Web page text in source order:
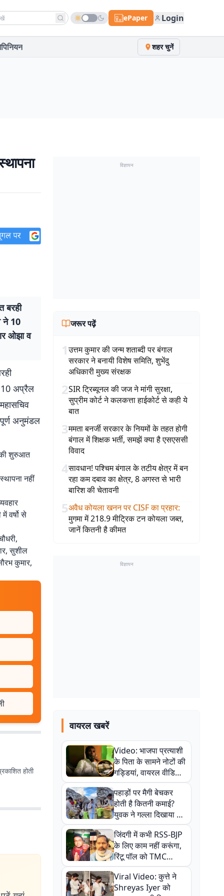
news ePaper Login
शहर चुनें
बरही
ने 10
ओझा व
10 अप्रैल
अनुमंडल
की शुरुआत
नहीं
वर्षो से
सुशील
कुमार,
होती
विज्ञापन
जरूर पढ़ें
1उत्तम कुमार की जन्म शताब्दी पर बंगाल
सरकार ने बनायी विशेष समिति, शुभेंदु
अधिकारी मुख्य संरक्षक
2SIR ट्रिब्यूनल की जज ने मांगी सुरक्षा,
सुप्रीम कोर्ट ने कलकत्ता हाईकोर्ट से कही ये
बात
3ममता बनर्जी सरकार के नियमों के तहत होगी
बंगाल में शिक्षक भर्ती, समझें क्या है एसएससी
विवाद
4सावधान! पश्चिम बंगाल के तटीय क्षेत्र में बन
रहा कम दबाव का क्षेत्र, 8 अगस्त से भारी
बारिश की चेतावनी
5अवैध कोयला खनन पर CISF का प्रहार:
मुगमा में 218.9 मीट्रिक टन कोयला जब्त,
जानें कितनी है कीमत
विज्ञापन
वायरल खबरें
Video: भाजपा प्रत्याशी
के पिता के सामने नोटों की
गड्डियां, वायरल वीडियो
से राजनीति में उबाल,
अजित महतो बोले- TMC
की गंदी चाल
पहाड़ों पर मैगी बेचकर
होती है कितनी कमाई?
युवक ने गल्ला दिखाया तो
नौकरी वालों के खड़े हो गए
कान
जिंदगी में कभी RSS-BJP
के लिए काम नहीं करूंगा,
रिंटू पॉल को TMC
ऑफिस में ले जाकर पीटा,
Video वायरल
Viral Video: कुत्ते ने
Shreyas Iyer को